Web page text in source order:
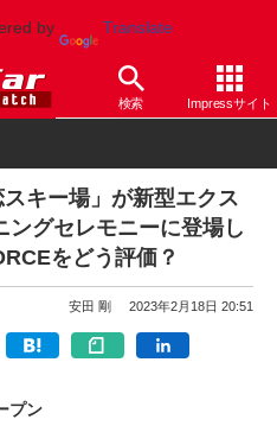
by Translate
検索 Impressサイト
ストレイル
キー場」が新型エクス
ングセレモニーに登場し
をどう評価？
安田 剛 2023年2月18日 20:51
プン